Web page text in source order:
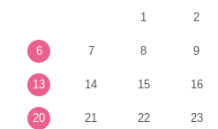
1 2
6 7 8 9
13 14 15 16
20 21 22 23